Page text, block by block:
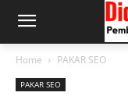
Home PAKAR SEO
PAKAR SEO